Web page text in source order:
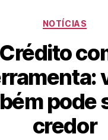
NOTÍCIAS
Crédito
pode
credor